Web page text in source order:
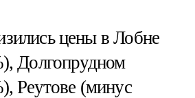
цены в Лобне
Долгопрудном
Реутове (минус